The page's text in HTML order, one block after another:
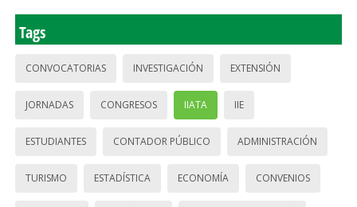
Tags
CONVOCATORIAS INVESTIGACIÓN EXTENSIÓN
JORNADAS CONGRESOS IIATA IIE
ESTUDIANTES CONTADOR PÚBLICO ADMINISTRACIÓN
TURISMO ESTADÍSTICA ECONOMÍA CONVENIOS